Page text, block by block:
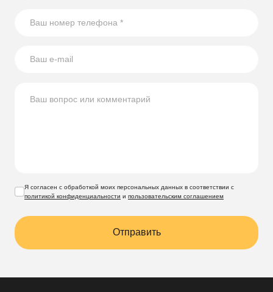
Я согласен с обработкой моих персональных данных в соответствии с
политикой конфиденциальности и пользовательским соглашением
Отправить